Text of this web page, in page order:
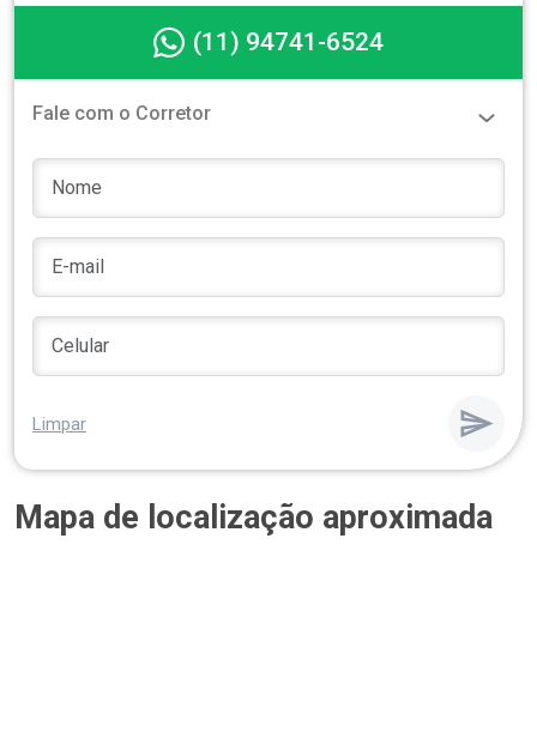
(11) 94741-6524
Fale com o Corretor
Limpar
Mapa de localização aproximada